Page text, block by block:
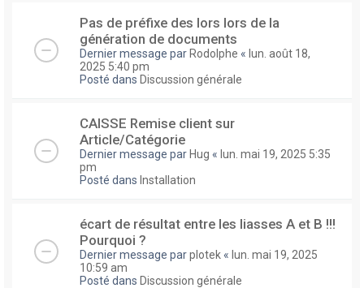
Pas de préfixe des lors lors de la
génération de documents
Dernier message par Rodolphe « lun. août 18,
2025 5:40 pm
Posté dans Discussion générale
CAISSE Remise client sur
Article/Catégorie
Dernier message par Hug « lun. mai 19, 2025 5:35
pm
Posté dans Installation
écart de résultat entre les liasses A et B !!!
Pourquoi ?
Dernier message parplotek « lun. mai 19, 2025
10:59 am
Posté dans Discussion générale